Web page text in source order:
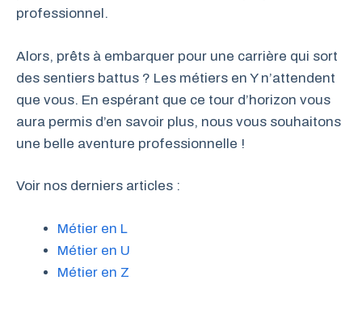
professionnel.
Alors, prêts à embarquer pour une carrière qui sort
des sentiers battus ? Les métiers en Y n’attendent
que vous. En espérant que ce tour d’horizon vous
aura permis d’en savoir plus, nous vous souhaitons
une belle aventure professionnelle !
Voir nos derniers articles :
Métier en L
Métier en U
Métier en Z